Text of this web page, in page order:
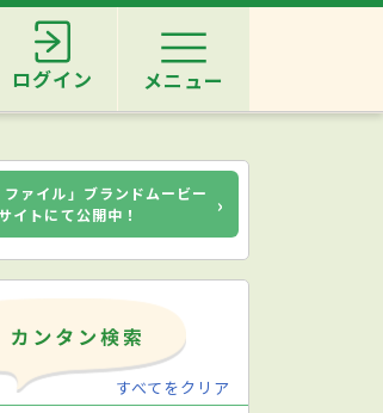
ログイン メニュー
ファイル」ブランドムービー
イトにて公開中！
›
すべてをクリア